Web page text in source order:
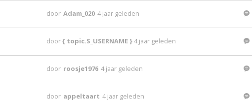
door Adam_020 4 jaar geleden
door{ topic.S_USERNAME }4 jaar geleden
door roosje1976 4 jaar geleden
door appeltaart 4 jaar geleden